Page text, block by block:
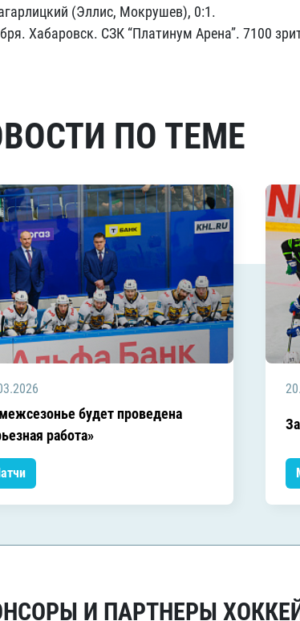
(Эллис, Мокрушев), 0:1.
Хабаровск. СЗК “Платинум Арена”. 7100
ПО ТЕМЕ
будет проведена
работа»
И ПАРТНЕРЫ